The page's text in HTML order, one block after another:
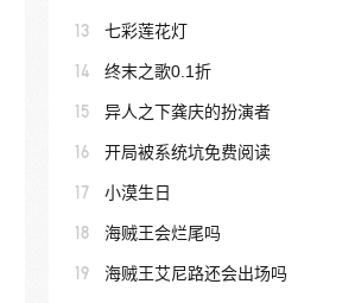
13 七彩莲花灯
14 终末之歌0.1折
15 异人之下龚庆的扮演者
16 开局被系统坑免费阅读
17 小漠生日
18 海贼王会烂尾吗
19 海贼王艾尼路还会出场吗